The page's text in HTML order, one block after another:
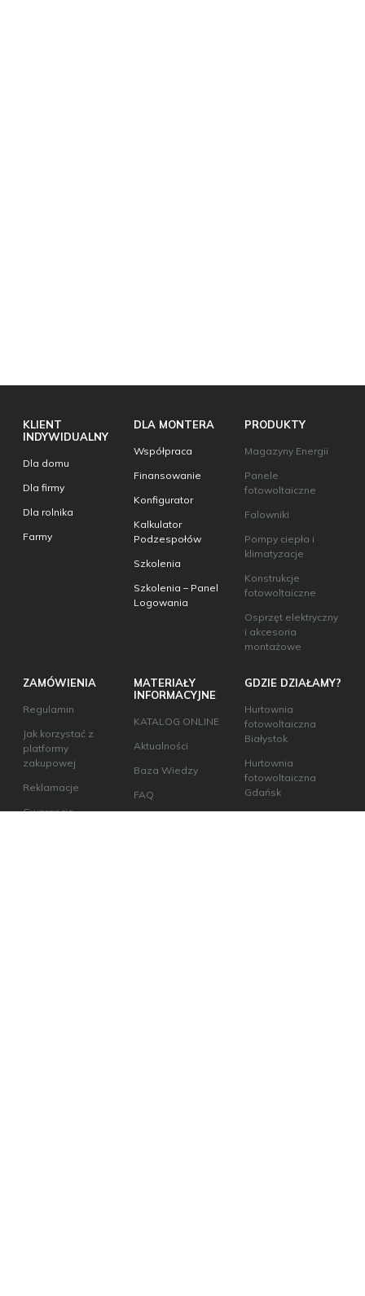
KLIENT
INDYWIDUALNY
Dla domu
Dla firmy
Dla rolnika
Farmy
DLA MONTERA
Współpraca
Finansowanie
Konfigurator
Kalkulator
Podzespołów
Szkolenia
Szkolenia – Panel
Logowania
PRODUKTY
Magazyny Energii
Panele
fotowoltaiczne
Falowniki
Pompy ciepła i
klimatyzacje
Konstrukcje
fotowoltaiczne
Osprzęt elektryczny
i akcesoria
montażowe
ZAMÓWIENIA
Regulamin
Jak korzystać z
platformy
zakupowej
Reklamacje
Gwarancje
MATERIAŁY
INFORMACYJNE
KATALOG ONLINE
Aktualności
Baza Wiedzy
FAQ
GDZIE DZIAŁAMY?
Hurtownia
fotowoltaiczna
Białystok
Hurtownia
fotowoltaiczna
Gdańsk